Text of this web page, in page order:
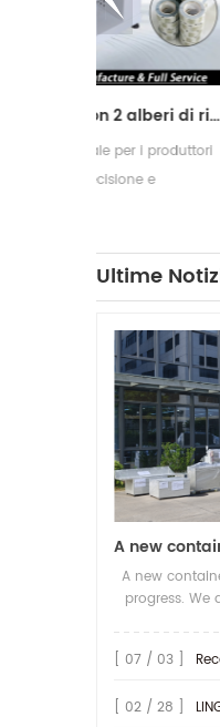
Macchina da taglio con 2 alberi di riavvolgimento
Nuovo design
con guida web
Ultime
A new
progress.
[ 07 / 03 ]
[ 02 / 28 ]